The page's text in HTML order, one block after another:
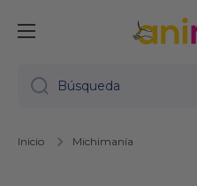
Ir directamente al
Búsqueda
Inicio Michimanía